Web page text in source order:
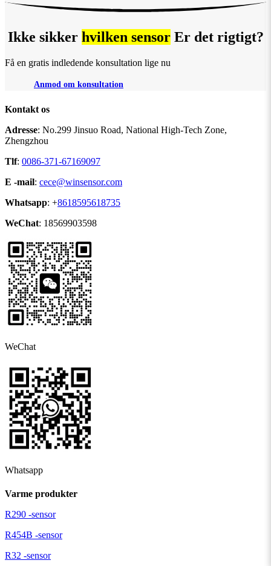
Ikke sikker hvilken sensorEr det rigtigt?
Få en gratis indledende konsultation lige nu
Anmod om konsultation
Kontakt os
Adresse: No.299 Jinsuo Road, National High-Tech Zone,
Zhengzhou
Tlf: 0086-371-67169097
E -mail: cece@winsensor.com
Whatsapp: +8618595618735
WeChat: 18569903598
WeChat
Whatsapp
Varme produkter
R290 -sensor
R454B -sensor
R32 -sensor